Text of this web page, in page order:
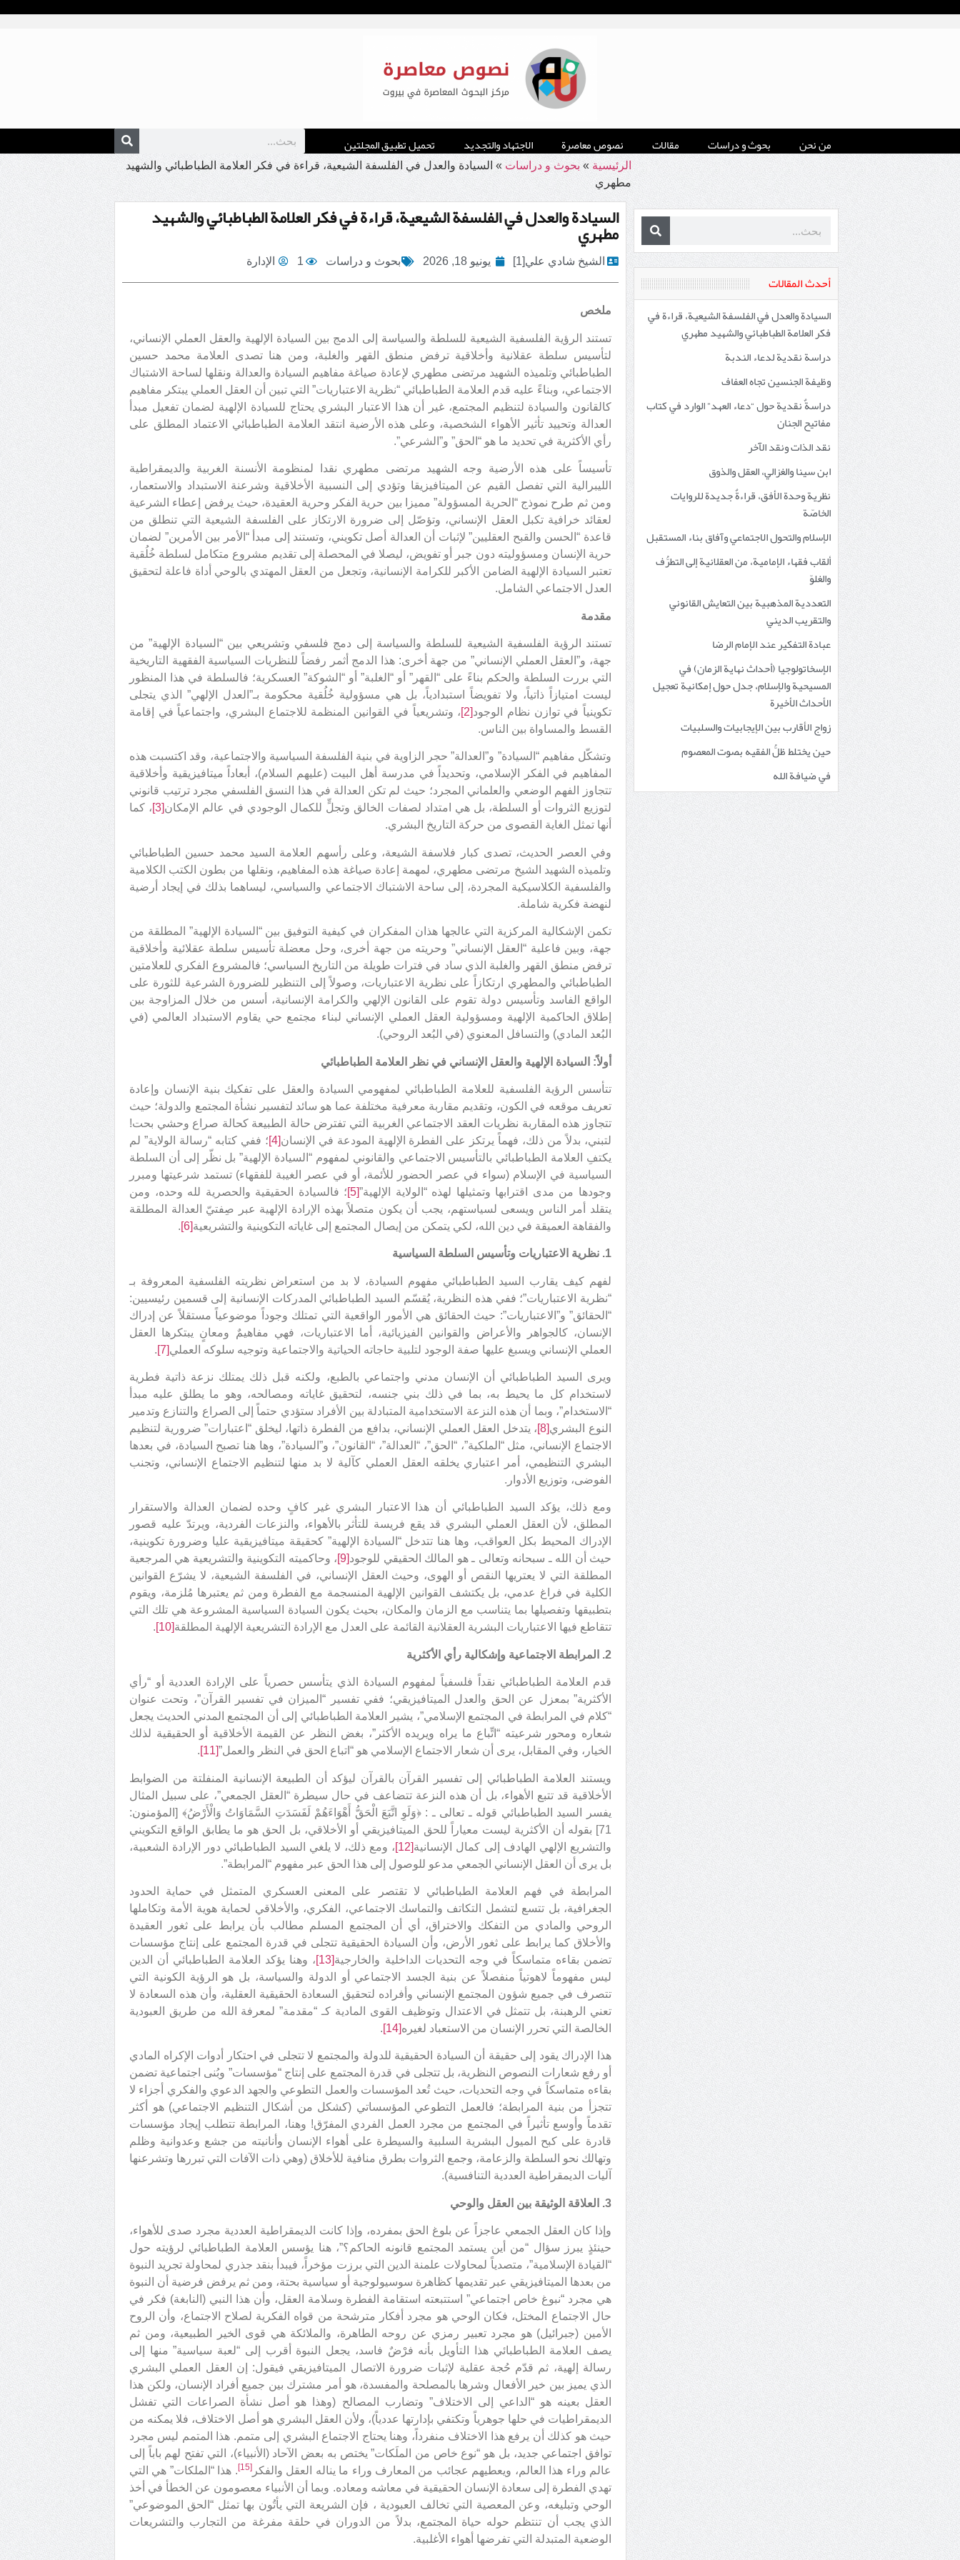
من نحن بحوث و دراسات مقالات نصوص معاصرة الاجتهاد والتجديد تحميل تطبيق المجلتين
الرئيسية » بحوث و دراسات » السيادة والعدل في الفلسفة الشيعية، قراءة في فكر العلامة الطباطبائي والشهيد
مطهري
أحدث المقالات
السيادة والعدل في الفلسفة الشيعية، قراءة في
فكر العلامة الطباطبائي والشهيد مطهري
دراسة نقدية لدعاء الندبة
وظيفة الجنسين تجاه العفاف
دراسةٌ نقدية حول “دعاء العهد” الوارد في كتاب
مفاتيح الجنان
نقد الذات ونقد الآخر
ابن سينا والغزالي، العقل والذوق
نظرية وحدة الأفق، قراءةٌ جديدة للروايات
الخاصّة
الإسلام والتحول الاجتماعي وآفاق بناء المستقبل
ألقاب فقهاء الإمامية، من العقلانية إلى التطرُّف
والغلوّ
التعددية المذهبية بين التعايش القانوني
والتقريب الديني
عبادة التفكير عند الإمام الرضا
الإسخاتولوجيا (أحداث نهاية الزمان) في
المسيحية والإسلام، جدل حول إمكانية تعجيل
الأحداث الأخيرة
زواج الأقارب بين الإيجابيات والسلبيات
حين يختلط ظلُّ الفقيه بصوت المعصوم
في ضيافة الله
السيادة والعدل في الفلسفة الشيعية، قراءة في فكر العلامة الطباطبائي والشهيد
مطهري
الشيخ شادي علي[1] يونيو 18, 2026 بحوث و دراسات 1 الإدارة
ملخص
تستند الرؤية الفلسفية الشيعية للسلطة والسياسة إلى الدمج بين السيادة الإلهية والعقل العملي الإنساني،
لتأسيس سلطة عقلانية وأخلاقية ترفض منطق القهر والغلبة، ومن هنا تصدى العلامة محمد حسين
الطباطبائي وتلميذه الشهيد مرتضى مطهري لإعادة صياغة مفاهيم السيادة والعدالة ونقلها لساحة الاشتباك
الاجتماعي، وبناءً عليه قدم العلامة الطباطبائي “نظرية الاعتباريات” التي تبين أن العقل العملي يبتكر مفاهيم
كالقانون والسيادة لتنظيم المجتمع، غير أن هذا الاعتبار البشري يحتاج للسيادة الإلهية لضمان تفعيل مبدأ
العدالة وتحييد تأثير الأهواء الشخصية، وعلى هذه الأرضية انتقد العلامة الطباطبائي الاعتماد المطلق على
رأي الأكثرية في تحديد ما هو “الحق” و”الشرعي”.
تأسيساً على هذه الأرضية وجه الشهيد مرتضى مطهري نقدا لمنظومة الأنسنة الغربية والديمقراطية
الليبرالية التي تفصل القيم عن الميتافيزيقا وتؤدي إلى النسبية الأخلاقية وشرعنة الاستبداد والاستعمار،
ومن ثم طرح نموذج “الحرية المسؤولة” مميزا بين حرية الفكر وحرية العقيدة، حيث يرفض إعطاء الشرعية
لعقائد خرافية تكبل العقل الإنساني، وتؤصّل إلى ضرورة الارتكاز على الفلسفة الشيعية التي تنطلق من
قاعدة “الحسن والقبح العقليين” لإثبات أن العدالة أصل تكويني، وتستند إلى مبدأ “الأمر بين الأمرين” لضمان
حرية الإنسان ومسؤوليته دون جبر أو تفويض، ليصلا في المحصلة إلى تقديم مشروع متكامل لسلطة خُلُقية
تعتبر السيادة الإلهية الضامن الأكبر للكرامة الإنسانية، وتجعل من العقل المهتدي بالوحي أداة فاعلة لتحقيق
العدل الاجتماعي الشامل.
مقدمة
تستند الرؤية الفلسفية الشيعية للسلطة والسياسة إلى دمج فلسفي وتشريعي بين “السيادة الإلهية” من
جهة، و”العقل العملي الإنساني” من جهة أخرى: هذا الدمج أثمر رفضاً للنظريات السياسية الفقهية التاريخية
التي بررت السلطة والحكم بناءً على “القهر” أو “الغلبة” أو “الشوكة” العسكرية؛ فالسلطة في هذا المنظور
ليست امتيازاً ذاتياً، ولا تفويضاً استبدادياً، بل هي مسؤولية خُلُقية محكومة بـ”العدل الإلهي” الذي يتجلى
تكوينياً في توازن نظام الوجود[2]
، وتشريعياً في القوانين المنظمة للاجتماع البشري، واجتماعياً في إقامة
القسط والمساواة بين الناس.
وتشكّل مفاهيم “السيادة” و”العدالة” حجر الزاوية في بنية الفلسفة السياسية والاجتماعية، وقد اكتسبت هذه
المفاهيم في الفكر الإسلامي، وتحديداً في مدرسة أهل البيت (عليهم السلام)، أبعاداً ميتافيزيقية وأخلاقية
تتجاوز الفهم الوضعي والعلماني المجرد؛ حيث لم تكن العدالة في هذا النسق الفلسفي مجرد ترتيب قانوني
لتوزيع الثروات أو السلطة، بل هي امتداد لصفات الخالق وتجلٍّ للكمال الوجودي في عالم الإمكان[3]
، كما
أنها تمثل الغاية القصوى من حركة التاريخ البشري.
وفي العصر الحديث، تصدى كبار فلاسفة الشيعة، وعلى رأسهم العلامة السید محمد حسين الطباطبائي
وتلميذه الشهيد الشيخ مرتضى مطهري، لمهمة إعادة صياغة هذه المفاهيم، ونقلها من بطون الكتب الكلامية
والفلسفية الكلاسيكية المجردة، إلى ساحة الاشتباك الاجتماعي والسياسي، ليساهما بذلك في إيجاد أرضية
لنهضة فكرية شاملة.
تكمن الإشكالية المركزية التي عالجها هذان المفكران في كيفية التوفيق بين “السيادة الإلهية” المطلقة من
جهة، وبين فاعلية “العقل الإنساني” وحريته من جهة أخرى، وحل معضلة تأسيس سلطة عقلائية وأخلاقية
ترفض منطق القهر والغلبة الذي ساد في فترات طويلة من التاريخ السياسي؛ فالمشروع الفكري للعلامتين
الطباطبائي والمطهري ارتكازاً على نظرية الاعتباريات، وصولاً إلى التنظير للضرورة الشرعية للثورة على
الواقع الفاسد وتأسيس دولة تقوم على القانون الإلهي والكرامة الإنسانية، أسس من خلال المزاوجة بين
إطلاق الحاكمية الإلهية ومسؤولية العقل العملي الإنساني لبناء مجتمع حي يقاوم الاستبداد العالمي (في
البُعد المادي) والتسافل المعنوي (في البُعد الروحي).
أولاً: السيادة الإلهية والعقل الإنساني في نظر العلامة الطباطبائي
تتأسس الرؤية الفلسفية للعلامة الطباطبائي لمفهومي السيادة والعقل على تفكيك بنية الإنسان وإعادة
تعريف موقعه في الكون، وتقديم مقاربة معرفية مختلفة عما هو سائد لتفسير نشأة المجتمع والدولة؛ حيث
تتجاوز هذه المقاربة نظريات العقد الاجتماعي الغربية التي تفترض حالة الطبيعة كحالة صراع وحشي بحت!
لتبني، بدلاً من ذلك، فهماً يرتكز على الفطرة الإلهية المودعة في الإنسان[4]
؛ ففي كتابه “رسالة الولاية” لم
يكتفِ العلامة الطباطبائي بالتأسيس الاجتماعي والقانوني لمفهوم “السيادة الإلهية” بل نظّر إلى أن السلطة
السياسية في الإسلام (سواء في عصر الحضور للأئمة، أو في عصر الغيبة للفقهاء) تستمد شرعيتها ومبرر
وجودها من مدى اقترابها وتمثيلها لهذه “الولاية الإلهية”[5]
؛ فالسيادة الحقيقية والحصرية لله وحده، ومن
يتقلد أمر الناس ويسعى لسياستهم، يجب أن يكون متصلاً بهذه الإرادة الإلهية عبر صِفتيّ العدالة المطلقة
والفقاهة العميقة في دين الله، لكي يتمكن من إيصال المجتمع إلى غاياته التكوينية والتشريعية[6]
.
1. نظرية الاعتباريات وتأسيس السلطة السياسية
لفهم كيف يقارب السيد الطباطبائي مفهوم السيادة، لا بد من استعراض نظريته الفلسفية المعروفة بـ
“نظرية الاعتباريات”؛ ففي هذه النظرية، يُقسّم السيد الطباطبائي المدركات الإنسانية إلى قسمين رئيسيين:
“الحقائق” و”الاعتباريات”: حيث الحقائق هي الأمور الواقعية التي تمتلك وجوداً موضوعياً مستقلاً عن إدراك
الإنسان، كالجواهر والأعراض والقوانين الفيزيائية، أما الاعتباريات، فهي مفاهيمٌ ومعانٍ يبتكرها العقل
العملي الإنساني ويسبغ عليها صفة الوجود لتلبية حاجاته الحياتية والاجتماعية وتوجيه سلوكه العملي[7]
.
ويرى السيد الطباطبائي أن الإنسان مدني واجتماعي بالطبع، ولكنه قبل ذلك يمتلك نزعة ذاتية فطرية
لاستخدام كل ما يحيط به، بما في ذلك بني جنسه، لتحقيق غاياته ومصالحه، وهو ما يطلق عليه مبدأ
“الاستخدام”، وبما أن هذه النزعة الاستخدامية المتبادلة بين الأفراد ستؤدي حتماً إلى الصراع والتنازع وتدمير
النوع البشري[8]
، يتدخل العقل العملي الإنساني، بدافع من الفطرة ذاتها، ليخلق “اعتبارات” ضرورية لتنظيم
الاجتماع الإنساني، مثل “الملكية”، “الحق”، “العدالة”، “القانون”، و”السيادة”، وها هنا تصبح السيادة، في بعدها
البشري التنظيمي، أمر اعتباري يخلقه العقل العملي كآلية لا بد منها لتنظيم الاجتماع الإنساني، وتجنب
الفوضى، وتوزيع الأدوار.
ومع ذلك، يؤكد السيد الطباطبائي أن هذا الاعتبار البشري غير كافٍ وحده لضمان العدالة والاستقرار
المطلق، لأن العقل العملي البشري قد يقع فريسة للتأثر بالأهواء، والنزعات الفردية، ويرتدّ عليه قصور
الإدراك المحيط بكل العواقب، وها هنا تتدخل “السيادة الإلهية” كحقيقة ميتافيزيقية عليا وضرورة تكوينية،
حيث أن الله ـ سبحانه وتعالى ـ هو المالك الحقيقي للوجود
، وحاكميته التكوينية والتشريعية هي المرجعية
المطلقة التي لا يعتريها النقص أو الهوى، وحيث العقل الإنساني، في الفلسفة الشيعية، لا يشرّع القوانين
الكلية في فراغ عدمي، بل يكتشف القوانين الإلهية المنسجمة مع الفطرة ومن ثم يعتبرها مُلزمة، ويقوم
بتطبيقها وتفصيلها بما يتناسب مع الزمان والمكان، بحيث يكون السيادة السياسية المشروعة هي تلك التي
تتقاطع فيها الاعتباريات البشرية العقلانية القائمة على العدل مع الإرادة التشريعية الإلهية المطلقة
.
2. المرابطة الاجتماعية وإشكالية رأي الأكثرية
قدم العلامة الطباطبائي نقداً فلسفياً لمفهوم السيادة الذي يتأسس حصرياً على الإرادة العددية أو “رأي
الأكثرية” بمعزل عن الحق والعدل الميتافيزيقي؛ ففي تفسير “الميزان في تفسير القرآن”، وتحت عنوان
“كلام في المرابطة في المجتمع الإسلامي”، يشير العلامة الطباطبائي إلى أن المجتمع المدني الحديث يجعل
شعاره ومحور شرعيته “اتِّباع ما يراه ويريده الأكثر”، بغض النظر عن القيمة الأخلاقية أو الحقيقية لذلك
الخيار، وفي المقابل، يرى أن شعار الاجتماع الإسلامي هو “اتباع الحق في النظر والعمل”[11]
.
ويستند العلامة الطباطبائي إلى تفسير القرآن بالقرآن ليؤكد أن الطبيعة الإنسانية المنفلتة من الضوابط
الأخلاقية قد تتبع الأهواء، بل أن هذه النزعة تتضاعف في حال سيطرة “العقل الجمعي”، على سبيل المثال
يفسر السيد الطباطبائي قوله ـ تعالى ـ : ﴿وَلَوِ اتَّبَعَ الْحَقُّ أَهْوَاءَهُمْ لَفَسَدَتِ السَّمَاوَاتُ وَالْأَرْضُ﴾ [المؤمنون:
71] بقوله أن الأكثرية ليست معياراً للحق الميتافيزيقي أو الأخلاقي، بل الحق هو ما يطابق الواقع التكويني
والتشريع الإلهي الهادف إلى كمال الإنسانية[12]
، ومع ذلك، لا يلغي السيد الطباطبائي دور الإرادة الشعبية،
بل يرى أن العقل الإنساني الجمعي مدعو للوصول إلى هذا الحق عبر مفهوم “المرابطة”.
المرابطة في فهم العلامة الطباطبائي لا تقتصر على المعنى العسكري المتمثل في حماية الحدود
الجغرافية، بل تتسع لتشمل التكاتف والتماسك الاجتماعي، الفكري، والأخلاقي لحماية هوية الأمة وتكاملها
الروحي والمادي من التفكك والاختراق، أي أن المجتمع المسلم مطالب بأن يرابط على ثغور العقيدة
والأخلاق كما يرابط على ثغور الأرض، وأن السيادة الحقيقية تتجلى في قدرة المجتمع على إنتاج مؤسسات
تضمن بقاءه متماسكاً في وجه التحديات الداخلية والخارجية[13]
، وهنا يؤكد العلامة الطباطبائي أن الدين
ليس مفهوماً لاهوتياً منفصلاً عن بنية الجسد الاجتماعي أو الدولة والسياسة، بل هو الرؤية الكونية التي
تتصرف في جميع شؤون المجتمع الإنساني وأفراده لتحقيق السعادة الحقيقية العقلية، وأن هذه السعادة لا
تعني الرهبنة، بل تتمثل في الاعتدال وتوظيف القوى المادية كـ “مقدمة” لمعرفة الله من طريق العبودية
الخالصة التي تحرر الإنسان من الاستعباد لغيره[14]
.
هذا الإدراك يقود إلى حقيقة أن السيادة الحقيقية للدولة والمجتمع لا تتجلى في احتكار أدوات الإكراه المادي
أو رفع شعارات النصوص النظرية، بل تتجلى في قدرة المجتمع على إنتاج “مؤسسات” وبُنى اجتماعية تضمن
بقاءه متماسكاً في وجه التحديات، حيث تُعد المؤسسات والعمل التطوعي والجهد الدعوي والفكري أجزاء لا
تتجزأ من بنية المرابطة؛ فالعمل التطوعي المؤسساتي (كشكل من أشكال التنظيم الاجتماعي) هو أكثر
تقدماً وأوسع تأثيراً في المجتمع من مجرد العمل الفردي المفرّق! وهنا، المرابطة تتطلب إيجاد مؤسسات
قادرة على كبح الميول البشرية السلبية والسيطرة على أهواء الإنسان وأنانيته من جشع وعدوانية وظلم
وتهالك نحو السلطة والزعامة، وجمع الثروات بطرق منافية للأخلاق (وهي ذات الآفات التي تبررها وتشرعنها
آليات الديمقراطية العددية التنافسية).
3. العلاقة الوثيقة بين العقل والوحي
وإذا كان العقل الجمعي عاجزاً عن بلوغ الحق بمفرده، وإذا كانت الديمقراطية العددية مجرد صدى للأهواء،
حينئذٍ يبرز سؤال “من أين يستمد المجتمع قانونه الحاكم؟”، هنا يؤسس العلامة الطباطبائي لرؤيته حول
“القيادة الإسلامية”، متصدياً لمحاولات علمنة الدين التي برزت مؤخراً، فيبدأ بنقد جذري لمحاولة تجريد النبوة
من بعدها الميتافيزيقي عبر تقديمها كظاهرة سوسيولوجية أو سياسية بحتة، ومن ثم يرفض فرضية أن النبوة
هي مجرد “نبوغ خاص اجتماعي” استتبعته استقامة الفطرة وسلامة العقل، وأن هذا النبي (النابغة) فكر في
حال الاجتماع المختل، فكان الوحي هو مجرد أفكار مترشحة من قواه الفكرية لصلاح الاجتماع، وأن الروح
الأمين (جبرائيل) هو مجرد تعبير رمزي عن روحه الطاهرة، والملائكة هي قوى الخير الطبيعية، ومن ثم
يصف العلامة الطباطبائي هذا التأويل بأنه فرْضٌ فاسد، يجعل النبوة أقرب إلى “لعبة سياسية” منها إلى
رسالة إلهية، ثم قدّم حُجة عقلية لإثبات ضرورة الاتصال الميتافيزيقي فيقول: إن العقل العملي البشري
الذي يميز بين خير الأفعال وشرها بالمصلحة والمفسدة، هو أمر مشترك بين جميع أفراد الإنسان، ولكن هذا
العقل بعينه هو “الداعي إلى الاختلاف” وتضارب المصالح (وهذا هو أصل نشأة الصراعات التي تفشل
الديمقراطيات في حلها جوهرياً وتكتفي بإدارتها عددياً)، ولأن العقل البشري هو أصل الاختلاف، فلا يمكنه من
حيث هو كذلك أن يرفع هذا الاختلاف منفرداً، وهنا يحتاج الاجتماع البشري إلى متمم. هذا المتمم ليس مجرد
توافق اجتماعي جديد، بل هو “نوع خاص من الملَكات” يختص به بعض الآحاد (الأنبياء)، التي تفتح لهم باباً إلى
عالم وراء هذا العالم، ويعطيهم عجائب من المعارف وراء ما يناله العقل والفكر[15]
. هذا “الملكات” هي التي
تهدي الفطرة إلى سعادة الإنسان الحقيقية في معاشه ومعاده. وبما أن الأنبياء معصومون عن الخطأ في أخذ
الوحي وتبليغه، وعن المعصية التي تخالف العبودية ، فإن الشريعة التي يأتُون بها تمثل “الحق الموضوعي”
الذي يجب أن تنتظم حوله حياة المجتمع، بدلاً من الدوران في حلقة مفرغة من التجارب والتشريعات
الوضعية المتبدلة التي تفرضها أهواء الأغلبية.